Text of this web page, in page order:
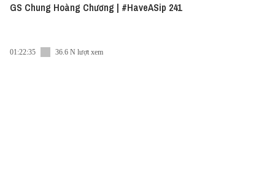
GS Chung Hoàng Chương | #HaveASip 241
01:22:35 36.6 N lượt xem